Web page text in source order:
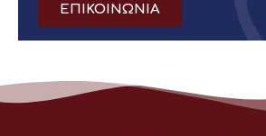
ΕΠΙΚΟΙΝΩΝΙΑ